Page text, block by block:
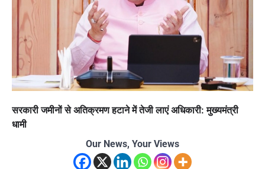
सरकारी जमीनों से अतिक्रमण हटाने में तेजी लाएं अधिकारी: मुख्यमंत्री
धामी
Our News, Your Views